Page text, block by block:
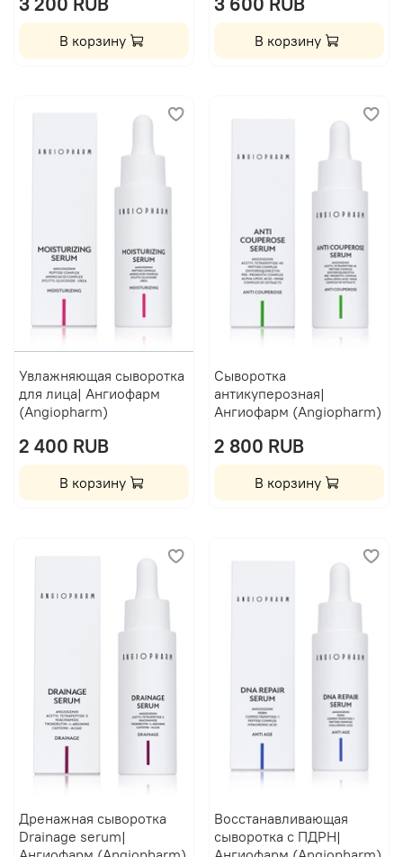
В корзину В корзину
Увлажняющая сыворотка
для лица| Ангиофарм
(Angiopharm)
2 400 RUB
В корзину
Сыворотка
антикуперозная|
Ангиофарм (Angiopharm)
2 800 RUB
В корзину
Дренажная сыворотка
Drainage serum|
Восстанавливающая
сыворотка с ПДРН|